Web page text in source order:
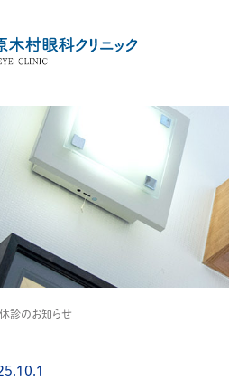
休診のお知らせ